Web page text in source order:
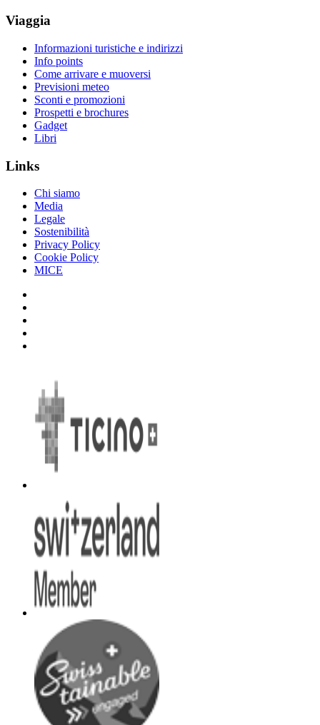
Viaggia
Informazioni turistiche e indirizzi
Info points
Come arrivare e muoversi
Previsioni meteo
Sconti e promozioni
Prospetti e brochures
Gadget
Libri
Links
Chi siamo
Media
Legale
Sostenibilità
Privacy Policy
Cookie Policy
MICE